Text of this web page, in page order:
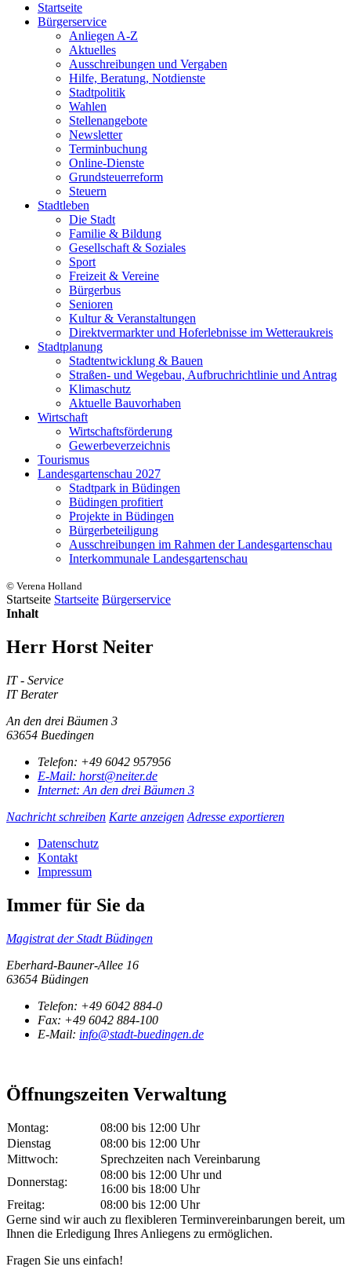
Startseite
Bürgerservice
Anliegen A-Z
Aktuelles
Ausschreibungen und Vergaben
Hilfe, Beratung, Notdienste
Stadtpolitik
Wahlen
Stellenangebote
Newsletter
Terminbuchung
Online-Dienste
Grundsteuerreform
Steuern
Stadtleben
Die Stadt
Familie & Bildung
Gesellschaft & Soziales
Sport
Freizeit & Vereine
Bürgerbus
Senioren
Kultur & Veranstaltungen
Direktvermarkter und Hoferlebnisse im Wetteraukreis
Stadtplanung
Stadtentwicklung & Bauen
Straßen- und Wegebau, Aufbruchrichtlinie und Antrag
Klimaschutz
Aktuelle Bauvorhaben
Wirtschaft
Wirtschaftsförderung
Gewerbeverzeichnis
Tourismus
Landesgartenschau 2027
Stadtpark in Büdingen
Büdingen profitiert
Projekte in Büdingen
Bürgerbeteiligung
Ausschreibungen im Rahmen der Landesgartenschau
Interkommunale Landesgartenschau
© Verena Holland
Startseite Startseite Bürgerservice
Inhalt
Herr Horst Neiter
IT - Service
IT Berater
An den drei Bäumen 3
63654 Buedingen
Telefon: +49 6042 957956
E-Mail: horst@neiter.de
Internet: An den drei Bäumen 3
Nachricht schreiben Karte anzeigen Adresse exportieren
Datenschutz
Kontakt
Impressum
Immer für Sie da
Magistrat der Stadt Büdingen
Eberhard-Bauner-Allee 16
63654 Büdingen
Telefon: +49 6042 884-0
Fax: +49 6042 884-100
E-Mail: info@stadt-buedingen.de
Öffnungszeiten Verwaltung
Montag:
08:00 bis 12:00 Uhr
Dienstag
08:00 bis 12:00 Uhr
Mittwoch:
Sprechzeiten nach Vereinbarung
Donnerstag:
08:00 bis 12:00 Uhr und
16:00 bis 18:00 Uhr
Freitag:
08:00 bis 12:00 Uhr
Gerne sind wir auch zu flexibleren Terminvereinbarungen bereit, um
Ihnen die Erledigung Ihres Anliegens zu ermöglichen.
Fragen Sie uns einfach!